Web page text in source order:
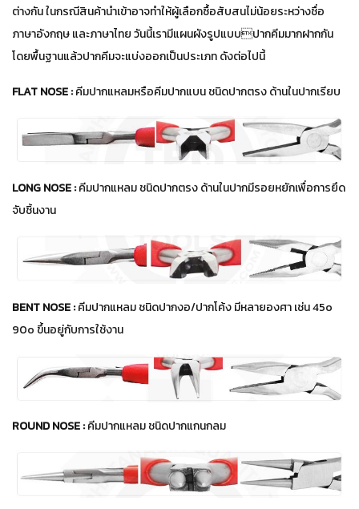
ต่างกัน ในกรณีสินค้านำเข้าอาจทำให้ผู้เลือกซื้อสับสนไม่น้อยระหว่างชื่อ
ภาษาอังกฤษ และภาษาไทย วันนี้เรามีแผนผังรูปแบบปากคีมมากฝากกัน
โดยพื้นฐานแล้วปากคีมจะแบ่งออกเป็นประเภท ดังต่อไปนี้
FLAT NOSE :คีมปากแหลมหรือคีมปากแบน ชนิดปากตรง ด้านในปากเรียบ
LONG NOSE :คีมปากแหลม ชนิดปากตรง ด้านในปากมีรอยหยักเพื่อการยึด
จับชิ้นงาน
BENT NOSE :คีมปากแหลม ชนิดปากงอ/ปากโค้ง มีหลายองศา เช่น 45o
90o ขึ้นอยู่กับการใช้งาน
ROUND NOSE :คีมปากแหลม ชนิดปากแกนกลม